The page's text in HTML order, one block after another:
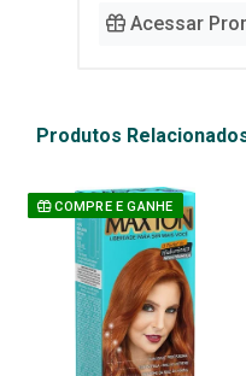
Acessar
Produtos
COMPRE E GANHE